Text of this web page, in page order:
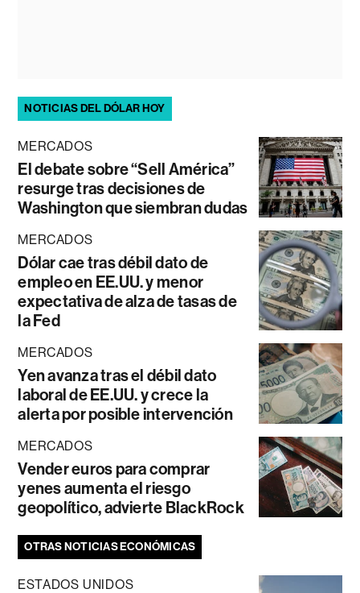
NOTICIAS DEL DÓLAR HOY
MERCADOS
El debate sobre “Sell América”
resurge tras decisiones de
Washington que siembran dudas
MERCADOS
Dólar cae tras débil dato de
empleo en EE.UU. y menor
expectativa de alza de tasas de
la Fed
MERCADOS
Yen avanza tras el débil dato
laboral de EE.UU. y crece la
alerta por posible intervención
MERCADOS
Vender euros para comprar
yenes aumenta el riesgo
geopolítico, advierte BlackRock
OTRAS NOTICIAS ECONÓMICAS
ESTADOS UNIDOS